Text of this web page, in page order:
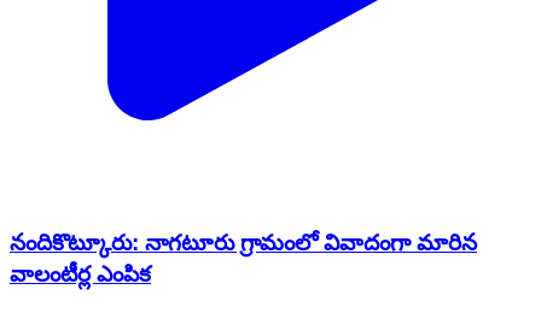
నందికొట్కూరు: నాగటూరు గ్రామంలో వివాదంగా మారిన
వాలంటీర్ల ఎంపిక